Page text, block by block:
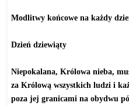
Modlitwy końcowe na każdy
Dzień dziewiąty
Niepokalana, Królowa nieba,
za Królową wszystkich ludzi i
poza jej granicami na obydwu